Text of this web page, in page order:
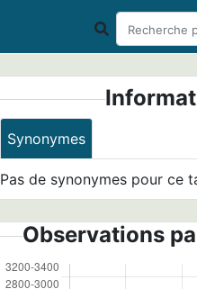
Synonymes
Pas de synonymes pour ce
Observations